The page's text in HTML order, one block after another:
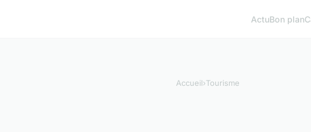
ActuBon plan
Accueil›Tourisme